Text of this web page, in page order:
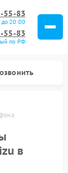
55-83
до 20:00
55-83
по РФ
в